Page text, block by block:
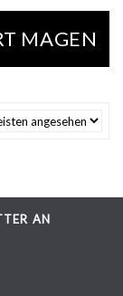
MAGEN
AN